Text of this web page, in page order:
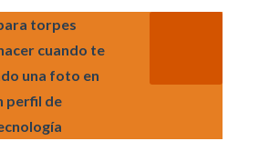
torpes
cuando te
una foto en
perfil de